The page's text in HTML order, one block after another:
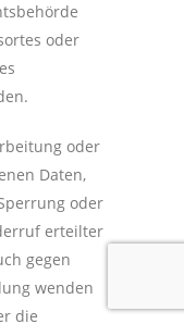
oder
oder
Daten,
oder
erteilter
gegen
wenden
die